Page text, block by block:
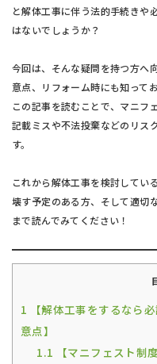
と解体工事に伴う法的手続きや
はないでしょうか？
今回は、そんな疑問を持つ方へ
意点、リフォーム時にも知って
この記事を読むことで、マニフ
記載ミスや不法投棄などのリス
す。
これから解体工事を検討してい
壊す予定のある方、そして適切
まで読んでみてください！
1 【解体工事をするなら
意点】
1.1 【マニフェスト制